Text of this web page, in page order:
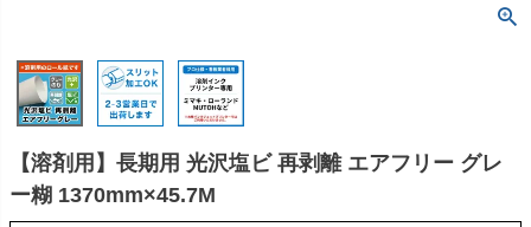
【溶剤用】長期用 光沢塩ビ 再剥離 エアフリー グレ
ー糊 1370mm×45.7M